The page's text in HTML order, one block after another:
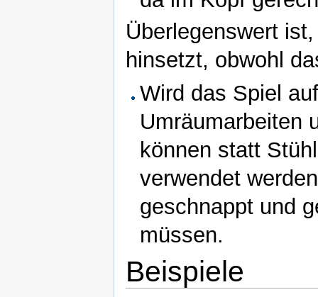
Überlegenswert
hinsetzt, obwohl
Wird das Spiel
Umräumarbeiten
können statt
verwendet
geschnappt und
müssen.
Beispiele